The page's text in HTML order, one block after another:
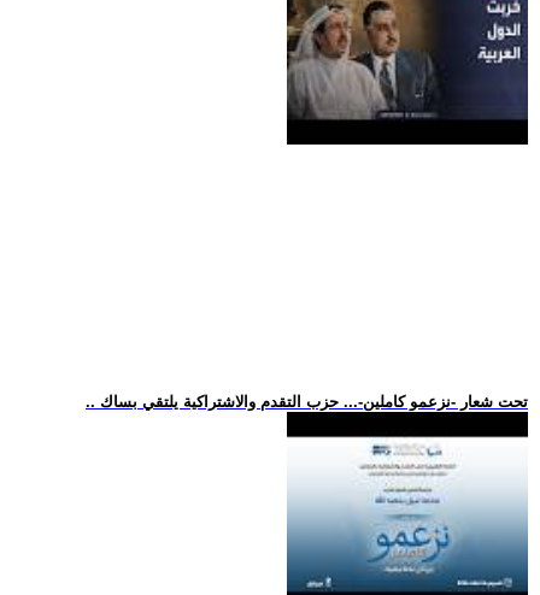
.. تحت شعار -نزعمو كاملين-... حزب التقدم والاشتراكية يلتقي بساك